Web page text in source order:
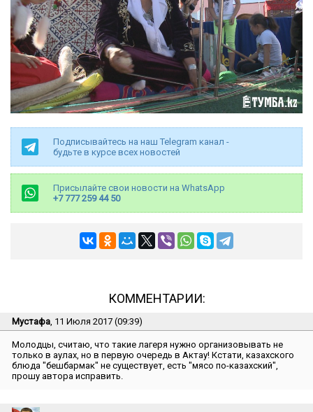
Подписывайтесь на наш Telegram канал -
будьте в курсе всех новостей
Присылайте свои новости на WhatsApp
+7 777 259 44 50
КОММЕНТАРИИ:
Мустафа , 11 Июля 2017 (09:39)
Молодцы, считаю, что такие лагеря нужно организовывать не
только в аулах, но в первую очередь в Актау! Кстати, казахского
блюда ″бешбармак″ не существует, есть ″мясо по-казахский″,
прошу автора исправить.